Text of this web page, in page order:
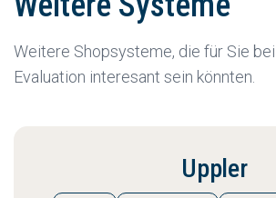
Weitere Shopsysteme, die für Sie
Evaluation interesant sein könnten.
Uppler